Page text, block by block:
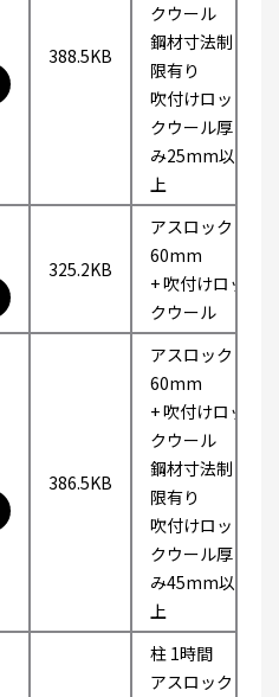
388.5KB
クウール
鋼材寸法制
限有り
吹付けロッ
クウール厚
み25mm以
上
325.2KB
アスロック
60mm
+ 吹付けロッ
クウール
386.5KB
アスロック
60mm
+ 吹付けロッ
クウール
鋼材寸法制
限有り
吹付けロッ
クウール厚
み45mm以
上
柱 1時間
アスロック